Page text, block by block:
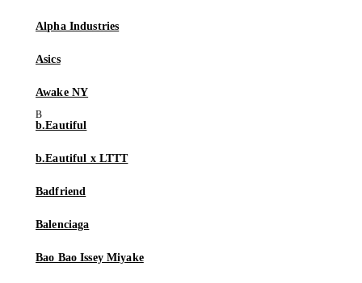
Alpha Industries
Asics
Awake NY
b.Eautiful
b.Eautiful x LTTT
Badfriend
Balenciaga
Bao Bao Issey Miyake